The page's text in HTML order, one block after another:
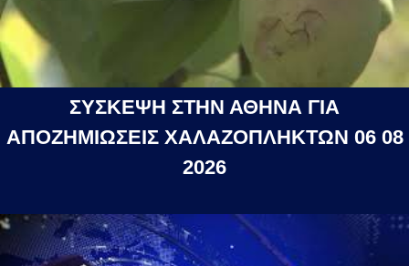
ΣΥΣΚΕΨΗ ΣΤΗΝ ΑΘΗΝΑ ΓΙΑ
ΑΠΟΖΗΜΙΩΣΕΙΣ ΧΑΛΑΖΟΠΛΗΚΤΩΝ 06 08
2026